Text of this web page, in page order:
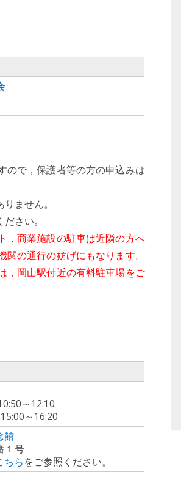
ので，保護者等の方の申込みは
ません。
さい。
，商業施設の駐車は近隣の方へ
の通行の妨げにもなります。
，岡山駅付近の有料駐車場をご
～12:10
～16:20
館
１号
ちらをご参照ください。